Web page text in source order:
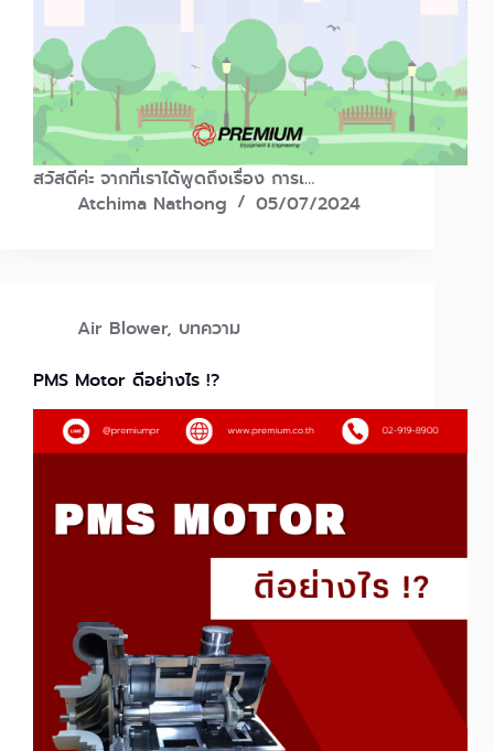
สวัสดีค่ะ จากที่เราได้พูดถึงเรื่อง การเ…
Atchima Nathong
05/07/2024
Air Blower, บทความ
PMS Motor ดีอย่างไร !?